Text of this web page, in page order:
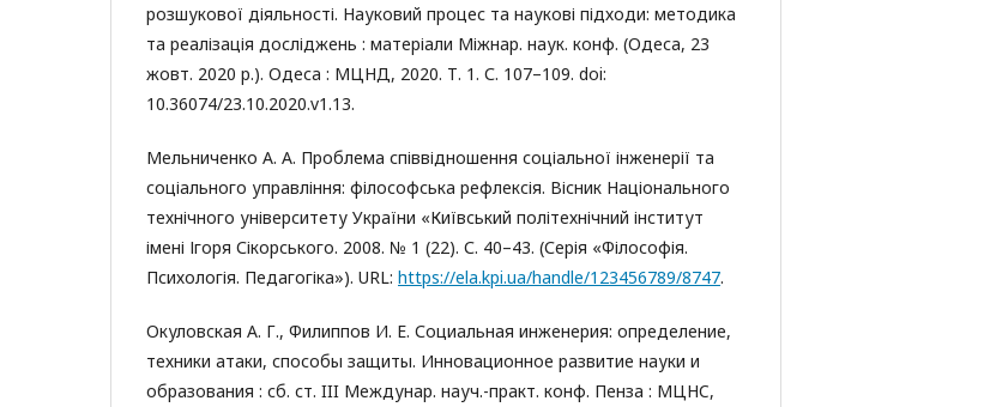
розшукової діяльності. Науковий процес та наукові підходи: методика
та реалізація досліджень : матеріали Міжнар. наук. конф. (Одеса, 23
жовт. 2020 р.). Одеса : МЦНД, 2020. Т. 1. С. 107–109. doi:
10.36074/23.10.2020.v1.13.
Мельниченко А. А. Проблема співвідношення соціальної інженерії та
соціального управління: філософська рефлексія. Вісник Національного
технічного університету України «Київський політехнічний інститут
імені Ігоря Сікорського. 2008. № 1 (22). С. 40–43. (Серія «Філософія.
Психологія. Педагогіка»). URL: https://ela.kpi.ua/handle/123456789/8747.
Окуловская А. Г., Филиппов И. Е. Социальная инженерия: определение,
техники атаки, способы защиты. Инновационное развитие науки и
образования : сб. ст. III Междунар. науч.-практ. конф. Пенза : МЦНC,